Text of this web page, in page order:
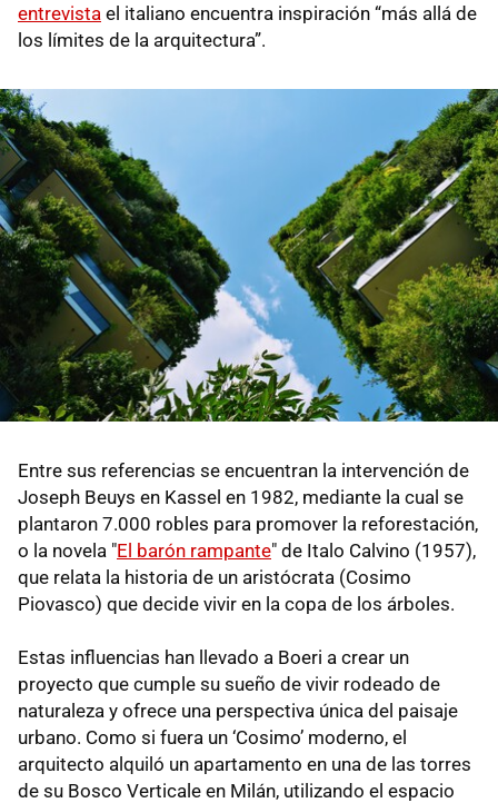
entrevista el italiano encuentra inspiración “más allá de
los límites de la arquitectura”.
Entre sus referencias se encuentran la intervención de
Joseph Beuys en Kassel en 1982, mediante la cual se
plantaron 7.000 robles para promover la reforestación,
o la novela "El barón rampante" de Italo Calvino (1957),
que relata la historia de un aristócrata (Cosimo
Piovasco) que decide vivir en la copa de los árboles.
Estas influencias han llevado a Boeri a crear un
proyecto que cumple su sueño de vivir rodeado de
naturaleza y ofrece una perspectiva única del paisaje
urbano. Como si fuera un ‘Cosimo’ moderno, el
arquitecto alquiló un apartamento en una de las torres
de su Bosco Verticale en Milán, utilizando el espacio